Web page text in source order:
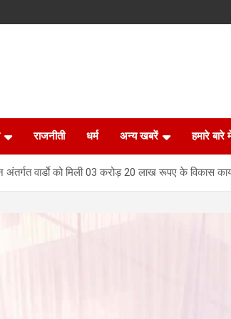
राजनीती धर्म अन्य खबरें हमारे बारे
वार्डाे को मिली 03 करोड़ 20 लाख रूपए के विकास